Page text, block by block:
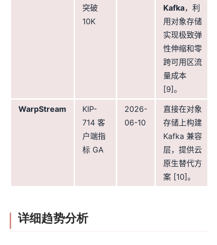
突破
10K
Kafka，利
用对象存储
实现极致弹
性伸缩和零
跨可用区流
量成本
[9]。
WarpStream
KIP-
714 客
户端指
标 GA
2026-
06-10
直接在对象
存储上构建
Kafka 兼容
层，提供云
原生替代方
案 [10]。
详细趋势分析